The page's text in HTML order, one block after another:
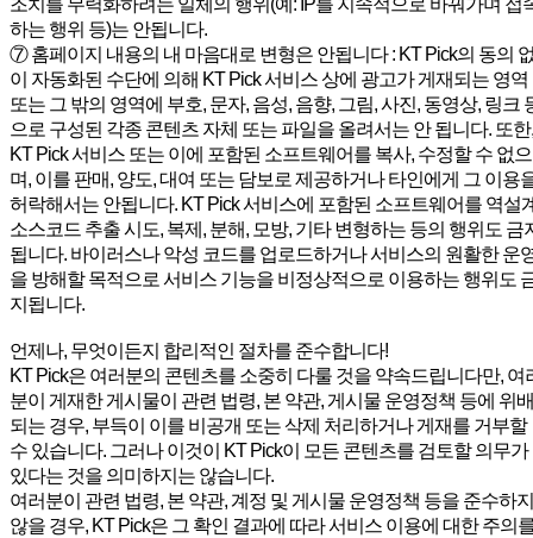
조치를 무력화하려는 일체의 행위(예: IP를 지속적으로 바꿔가며 접
하는 행위 등)는 안됩니다.
⑦ 홈페이지 내용의 내 마음대로 변형은 안됩니다 : KT Pick의 동의
이 자동화된 수단에 의해 KT Pick 서비스 상에 광고가 게재되는 영역
또는 그 밖의 영역에 부호, 문자, 음성, 음향, 그림, 사진, 동영상, 링크
으로 구성된 각종 콘텐츠 자체 또는 파일을 올려서는 안 됩니다. 또한,
KT Pick 서비스 또는 이에 포함된 소프트웨어를 복사, 수정할 수 없으
며, 이를 판매, 양도, 대여 또는 담보로 제공하거나 타인에게 그 이용
허락해서는 안됩니다. KT Pick 서비스에 포함된 소프트웨어를 역설
소스코드 추출 시도, 복제, 분해, 모방, 기타 변형하는 등의 행위도 금
됩니다. 바이러스나 악성 코드를 업로드하거나 서비스의 원활한 운
을 방해할 목적으로 서비스 기능을 비정상적으로 이용하는 행위도
지됩니다.
언제나, 무엇이든지 합리적인 절차를 준수합니다!
KT Pick은 여러분의 콘텐츠를 소중히 다룰 것을 약속드립니다만, 여
분이 게재한 게시물이 관련 법령, 본 약관, 게시물 운영정책 등에 위배
되는 경우, 부득이 이를 비공개 또는 삭제 처리하거나 게재를 거부할
수 있습니다. 그러나 이것이 KT Pick이 모든 콘텐츠를 검토할 의무가
있다는 것을 의미하지는 않습니다.
여러분이 관련 법령, 본 약관, 계정 및 게시물 운영정책 등을 준수하지
않을 경우, KT Pick은 그 확인 결과에 따라 서비스 이용에 대한 주의